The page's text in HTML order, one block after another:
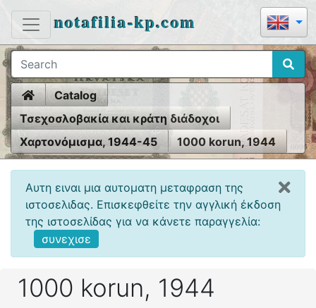
notafilia-kp.com
HomeCatalog
Τσεχοσλοβακία και κράτη διάδοχοι
Χαρτονόμισμα, 1944-45
1000 korun, 1944
Αυτη ειναι μια αυτοματη μεταφραση της
ιστοσελιδας. Επισκεφθείτε την αγγλική έκδοση
της ιστοσελίδας για να κάνετε παραγγελία:
συνεχισε
1000 korun, 1944